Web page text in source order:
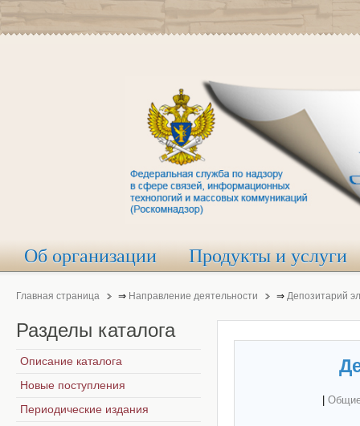
Об организации Продукты и услуги
Главная страница ⇒ Направление деятельности ⇒ Депозитарий
Разделы каталога
Описание каталога
Новые поступления
Периодические издания